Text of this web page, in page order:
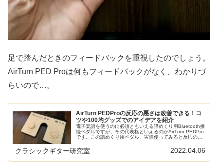
足で踏んだときのフィードバックを重視したのでしょう。
AirTurn PED Proは何もフィードバックがなく、わかりづ
らいので…。
AirTurn PEDProの反応の悪さは改善できる！コ
ツや100均グッズでのアイデアを紹介
電子楽譜を使うのに必須ともいえる譜めくり用Bluetooth接
続ペダルですが、その代表格といえるのがAirTurn PEDPro
です。この譜めくり用ペダル、実際使ってみると反応の悪
た人もい...
クラシックギター研究室 2022.04.06